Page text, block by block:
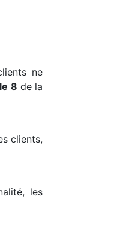
ne
8 de la
clients,
les